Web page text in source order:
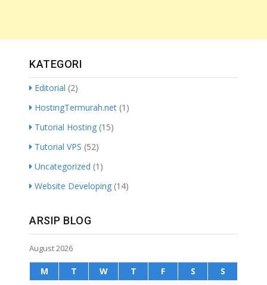
KATEGORI
Editorial (2)
HostingTermurah.net (1)
Tutorial Hosting (15)
Tutorial VPS (52)
Uncategorized (1)
Website Developing (14)
ARSIP BLOG
August 2026
M T W T F S S